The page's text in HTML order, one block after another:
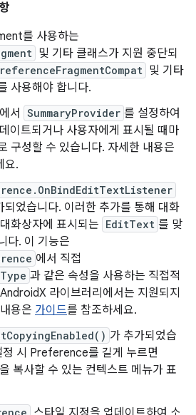
를 사용하는
및 기타 클래스가 지원 중단되
및 기타
사용해야 합니다.
서
SummaryProvider 를 설정하여
이트되거나 사용자에게 표시될 때마
구성할 수 있습니다. 자세한 내용은
요.
되었습니다. 이러한 추가를 통해 대화
화상자에 표시되는 EditText 를 맞
다. 이 기능은
에서 직접
과 같은 속성을 사용하는 직접적
라이브러리에서는 지원되지
용은 가이드를 참조하세요.
가 추가되었습
정 시 Preference를 길게 누르면
복사할 수 있는 컨텍스트 메뉴가 표